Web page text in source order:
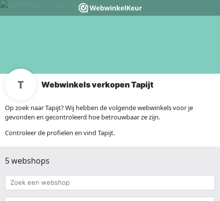
Webwinkels verkopen Tapijt
Op zoek naar Tapijt? Wij hebben de volgende webwinkels voor je
gevonden en gecontroleerd hoe betrouwbaar ze zijn.
Controleer de profielen en vind Tapijt.
5 webshops
Zoek
een
webshop